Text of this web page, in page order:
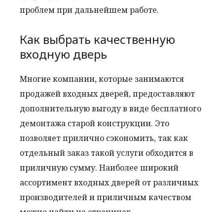
проблем при дальнейшем работе.
Как выбрать качественную
входную дверь
Многие компании, которые занимаются
продажей входных дверей, предоставляют
дополнительную выгоду в виде бесплатного
демонтажа старой конструкции. Это
позволяет прилично сэкономить, так как
отдельный заказ такой услуги обходится в
приличную сумму. Наиболее широкий
ассортимент входных дверей от различных
производителей и приличным качеством